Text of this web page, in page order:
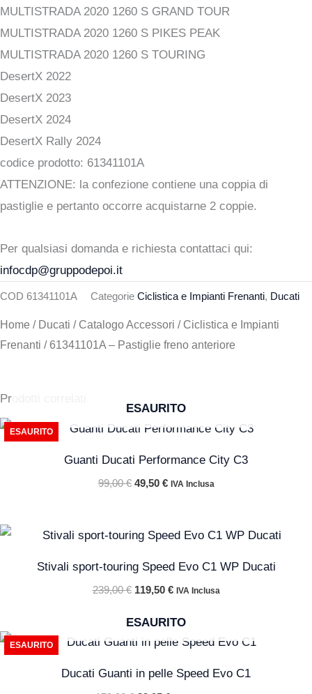
MULTISTRADA 2020 1260 S GRAND TOUR
MULTISTRADA 2020 1260 S PIKES PEAK
MULTISTRADA 2020 1260 S TOURING
DesertX 2022
DesertX 2023
DesertX 2024
DesertX Rally 2024
codice prodotto: 61341101A
ATTENZIONE: la confezione contiene una coppia di
pastiglie e pertanto occorre acquistarne 2 coppie.
Per qualsiasi domanda e richiesta contattaci qui:
infocdp@gruppodepoi.it
COD 61341101A Categorie Ciclistica e Impianti Frenanti, Ducati
Home / Ducati / Catalogo Accessori / Ciclistica e Impianti
Frenanti / 61341101A – Pastiglie freno anteriore
Prodotti correlati
ESAURITO
ESAURITO
Guanti Ducati Performance City C3
99,00€
Il
era:
99,00 €.
49,50 €
Il
è:
49,50 €.
IVA Inclusa
Stivali sport-touring Speed Evo C1 WP Ducati
239,00€
Il
prezzo
era:
239,00 €.
119,50 €
Il
è:
119,50 €.
IVA Inclusa
ESAURITO
ESAURITO
Ducati Guanti in pelle Speed Evo C1
Il
prezzo
era:
179,90 €.
Il
prezzo
è:
89,95 €.